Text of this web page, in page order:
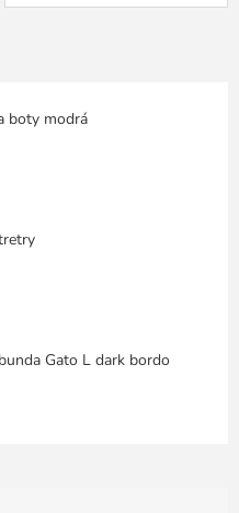
boty modrá
Gato L dark bordo